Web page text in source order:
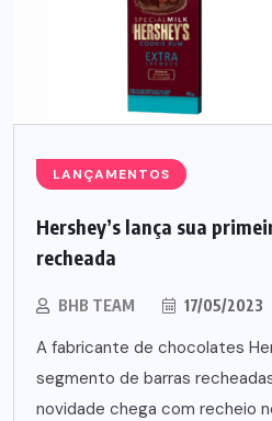
LANÇAMENTOS
Hershey’s lança sua
recheada
BHB TEAM 17/05/2023
A fabricante de chocolates
segmento de barras
novidade chega com recheio